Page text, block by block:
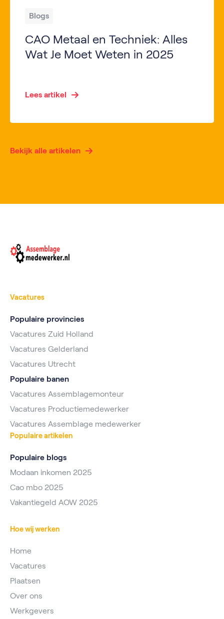
Blogs
CAO Metaal en Techniek: Alles
Wat Je Moet Weten in 2025
Lees artikel
Bekijk alle artikelen
Vacatures
Populaire provincies
Vacatures Zuid Holland
Vacatures Gelderland
Vacatures Utrecht
Populaire banen
Vacatures Assemblagemonteur
Vacatures Productiemedewerker
Vacatures Assemblage medewerker
Populaire artikelen
Populaire blogs
Modaan inkomen 2025
Cao mbo 2025
Vakantiegeld AOW 2025
Hoe wij werken
Home
Vacatures
Plaatsen
Over ons
Werkgevers